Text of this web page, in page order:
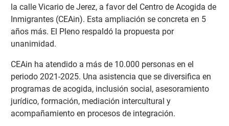
la calle Vicario de Jerez, a favor del Centro de Acogida de
Inmigrantes (CEAin). Esta ampliación se concreta en 5
años más. El Pleno respaldó la propuesta por
unanimidad.
CEAin ha atendido a más de 10.000 personas en el
periodo 2021-2025. Una asistencia que se diversifica en
programas de acogida, inclusión social, asesoramiento
jurídico, formación, mediación intercultural y
acompañamiento en procesos de integración.